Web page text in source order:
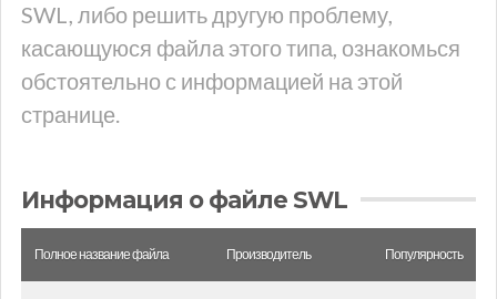
SWL, либо решить другую проблему,
касающуюся файла этого типа, ознакомься
обстоятельно с информацией на этой
странице.
Информация о файле SWL
Полное название файла Производитель Популярность